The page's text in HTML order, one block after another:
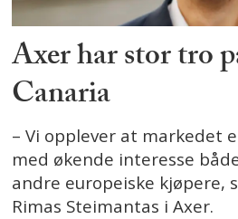
Axer har stor tro
Canaria
– Vi opplever at markedet
med økende interesse
andre europeiske kjøpere,
Rimas Steimantas i Axer.